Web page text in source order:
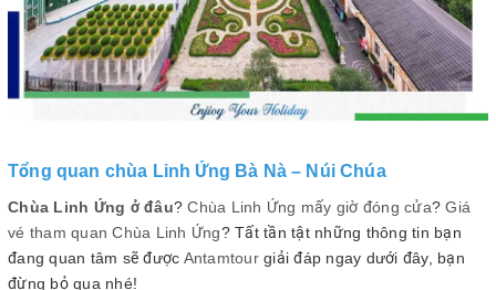
Tổng quan chùa Linh Ứng Bà Nà – Núi Chúa
Chùa Linh Ứng ở đâu?Chùa Linh Ứng mấy giờ đóng cửa?Giá
vé tham quan Chùa Linh Ứng? Tất tần tật những thông tin bạn
đang quan tâm sẽ được Antamtourgiải đáp ngay dưới đây, bạn
đừng bỏ qua nhé!